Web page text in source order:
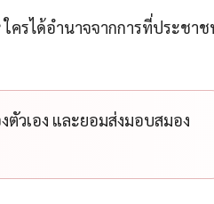
ครได้อำนาจจากการที่ประชา
ตัวเอง และยอมส่งมอบสมอง